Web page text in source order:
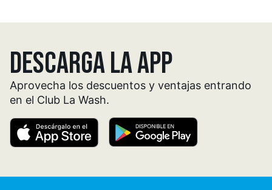
DESCARGA LA APP
Aprovecha los descuentos y ventajas entrando
en el Club La Wash.